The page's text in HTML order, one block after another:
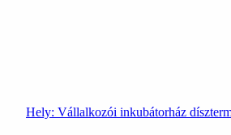
Hely: Vállalkozói inkubátorház